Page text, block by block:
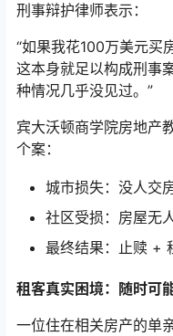
刑事辩护律师表示：
“如果我花100万美元
这本身就足以构成刑事
种情况几乎没见过。”
宾大沃顿商学院房地产
个案：
城市损失：没人交
社区受损：房屋无
最终结果：止赎 +
租客真实困境：随时可
一位住在相关房产的单